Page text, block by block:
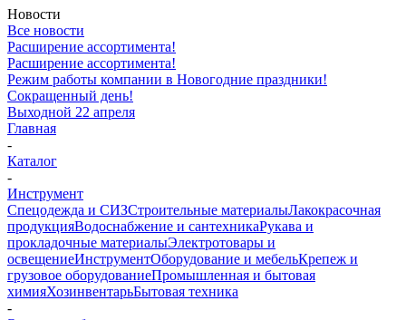
Новости
Все новости
Расширение ассортимента!
Расширение ассортимента!
Режим работы компании в Новогодние праздники!
Сокращенный день!
Выходной 22 апреля
Главная
-
Каталог
-
Инструмент
Спецодежда и СИЗСтроительные материалыЛакокрасочная
продукцияВодоснабжение и сантехникаРукава и
прокладочные материалыЭлектротовары и
освещениеИнструментОборудование и мебельКрепеж и
грузовое оборудованиеПромышленная и бытовая
химияХозинвентарьБытовая техника
-